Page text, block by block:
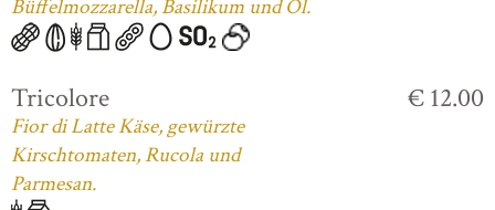
Büffelmozzarella, Basilikum und Öl.
Tricolore
Fior di Latte Käse, gewürzte
Kirschtomaten, Rucola und
Parmesan.
€ 12.00